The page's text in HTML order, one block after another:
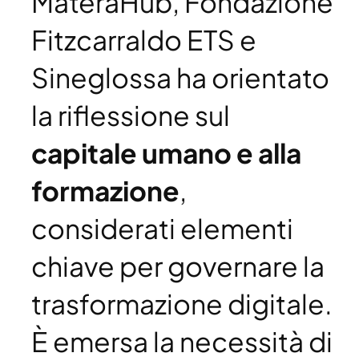
Fitzcarraldo ETS e
Sineglossa ha orientato
la riflessione sul
capitale umano e alla
formazione,
considerati elementi
chiave per governare la
trasformazione digitale.
È emersa la necessità di